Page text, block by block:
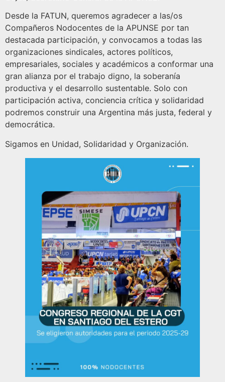
Desde la FATUN, queremos agradecer a las/os
Compañeros Nodocentes de la APUNSE por tan
destacada participación, y convocamos a todas las
organizaciones sindicales, actores políticos,
empresariales, sociales y académicos a conformar una
gran alianza por el trabajo digno, la soberanía
productiva y el desarrollo sustentable. Solo con
participación activa, conciencia crítica y solidaridad
podremos construir una Argentina más justa, federal y
democrática.
Sigamos en Unidad, Solidaridad y Organización.